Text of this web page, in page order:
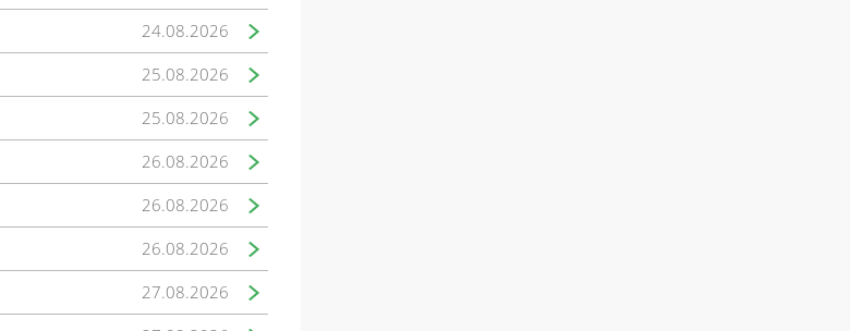
24.08.2026
25.08.2026
25.08.2026
26.08.2026
26.08.2026
26.08.2026
27.08.2026